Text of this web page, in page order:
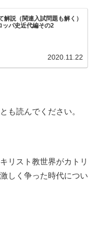
解説（関連入試問題も解く）
ッパ史近代編その2
2020.11.22
も読んでください。
リスト教世界がカトリ
しく争った時代につい